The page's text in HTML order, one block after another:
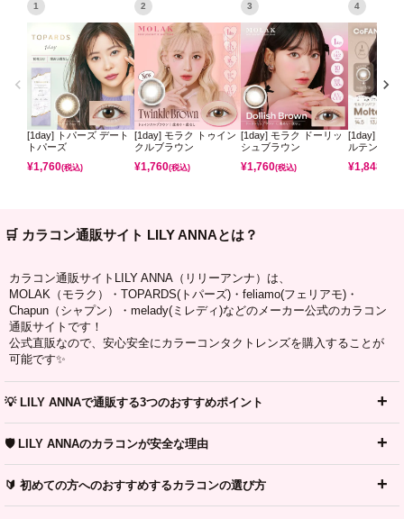
1
[1day] トパーズ デート
トパーズ
¥1,760(税込)
2
[1day] モラク トゥイン
クルブラウン
¥1,760(税込)
3
[1day] モラク ドーリッ
シュブラウン
¥1,760(税込)
4
[1day] コフ
ルテンパフ
¥1,848
🛒 カラコン通販サイト LILY ANNAとは？
カラコン通販サイトLILY ANNA（リリーアンナ）は、
MOLAK（モラク）・TOPARDS(トパーズ)・feliamo(フェリアモ)・
Chapun（シャプン）・melady(ミレディ)などのメーカー公式のカラコン
通販サイトです！
公式直販なので、安心安全にカラーコンタクトレンズを購入することが
可能です✨
💡 LILY ANNAで通販する3つのおすすめポイント
🛡️ LILY ANNAのカラコンが安全な理由
🔰 初めての方へのおすすめするカラコンの選び方